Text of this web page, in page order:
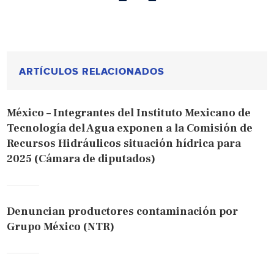
ARTÍCULOS RELACIONADOS
México – Integrantes del Instituto Mexicano de
Tecnología del Agua exponen a la Comisión de
Recursos Hidráulicos situación hídrica para
2025 (Cámara de diputados)
Denuncian productores contaminación por
Grupo México (NTR)